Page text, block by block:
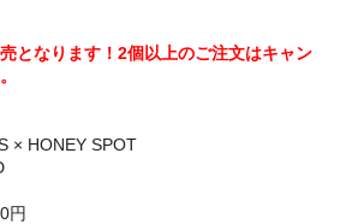
となります！2個以上のご注文はキャン
× HONEY SPOT
円